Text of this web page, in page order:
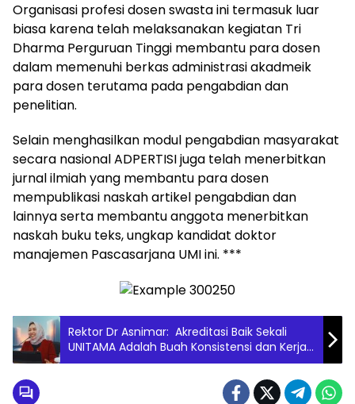
Organisasi profesi dosen swasta ini termasuk luar
biasa karena telah melaksanakan kegiatan Tri
Dharma Perguruan Tinggi membantu para dosen
dalam memenuhi berkas administrasi akadmeik
para dosen terutama pada pengabdian dan
penelitian.
Selain menghasilkan modul pengabdian masyarakat
secara nasional ADPERTISI juga telah menerbitkan
jurnal ilmiah yang membantu para dosen
mempublikasi naskah artikel pengabdian dan
lainnya serta membantu anggota menerbitkan
naskah buku teks, ungkap kandidat doktor
manajemen Pascasarjana UMI ini. ***
Rektor Dr Asnimar: Akreditasi Baik Sekali
UNITAMA Adalah Buah Konsistensi dan Kerja
Kolektif